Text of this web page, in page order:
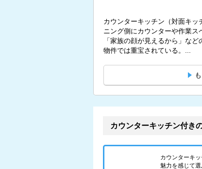
カウンターキッチン（対面キッ
ニング側にカウンターや作業ス
「家族の顔が見えるから」な
物件では重宝されている。...
カウンターキッチン付き
カウンターキ
魅力を感じて